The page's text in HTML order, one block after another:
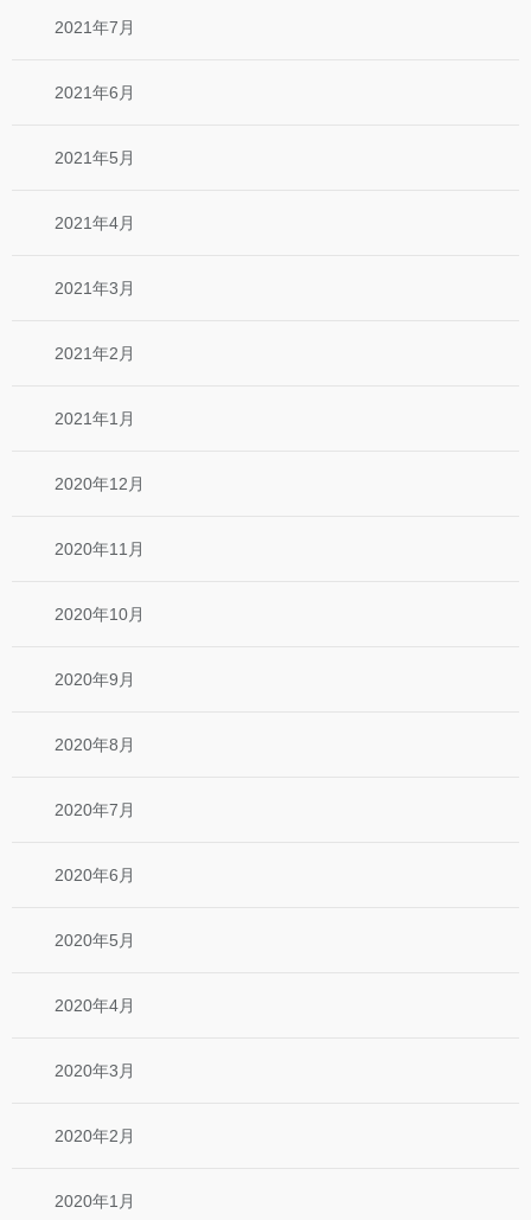
2021年7月
2021年6月
2021年5月
2021年4月
2021年3月
2021年2月
2021年1月
2020年12月
2020年11月
2020年10月
2020年9月
2020年8月
2020年7月
2020年6月
2020年5月
2020年4月
2020年3月
2020年2月
2020年1月